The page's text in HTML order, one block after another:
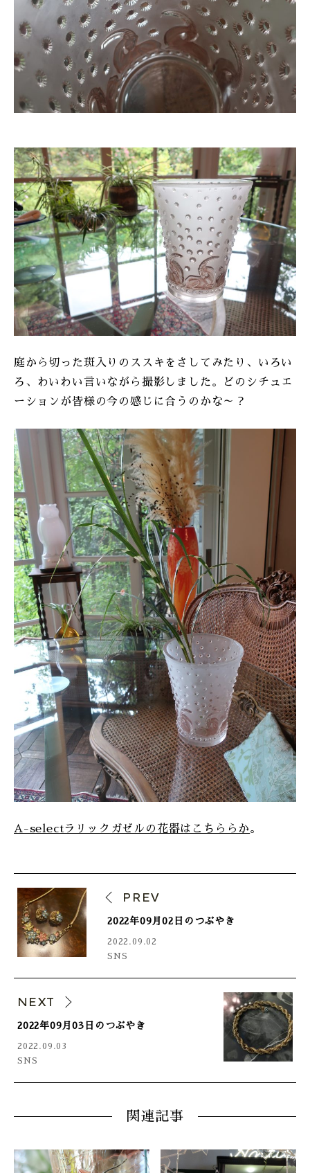
庭から切った斑入りのススキをさしてみたり、いろい
ろ、わいわい言いながら撮影しました。どのシチュエ
ーションが皆様の今の感じに合うのかな～？
A-selectラリックガゼルの花器はこちららか。
PREV
2022年09月02日のつぶやき
2022.09.02
SNS
NEXT
2022年09月03日のつぶやき
2022.09.03
SNS
関連記事